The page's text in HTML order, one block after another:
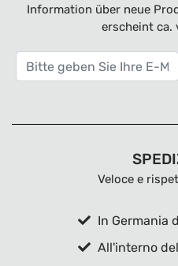
Information über neue
erscheint ca.
Veloce e
In Germania
All'interno